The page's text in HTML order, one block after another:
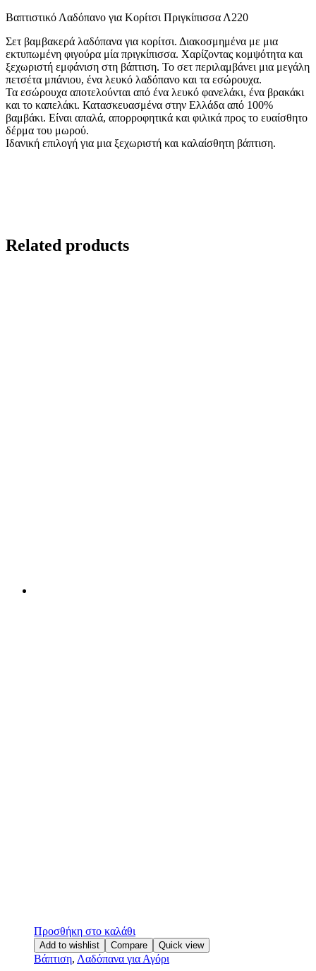
Βαπτιστικό Λαδόπανο για Κορίτσι Πριγκίπισσα Λ220
Σετ βαμβακερά λαδόπανα για κορίτσι. Διακοσμημένα με μια
εκτυπωμένη φιγούρα μία πριγκίπισσα. Χαρίζοντας κομψότητα και
ξεχωριστή εμφάνιση στη βάπτιση. Το σετ περιλαμβάνει μια μεγάλη
πετσέτα μπάνιου, ένα λευκό λαδόπανο και τα εσώρουχα.
Τα εσώρουχα αποτελούνται από ένα λευκό φανελάκι, ένα βρακάκι
και το καπελάκι. Κατασκευασμένα στην Ελλάδα από 100%
βαμβάκι. Είναι απαλά, απορροφητικά και φιλικά προς το ευαίσθητο
δέρμα του μωρού.
Ιδανική επιλογή για μια ξεχωριστή και καλαίσθητη βάπτιση.
Related products
Προσθήκη στο καλάθι
Add to wishlist Compare Quick view
Βάπτιση, Λαδόπανα για Αγόρι